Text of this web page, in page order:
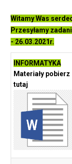
Witamy Was
Przesyłamy
- 26.03.2021r.
INFORMATYKA
Materiały pobierz
tutaj